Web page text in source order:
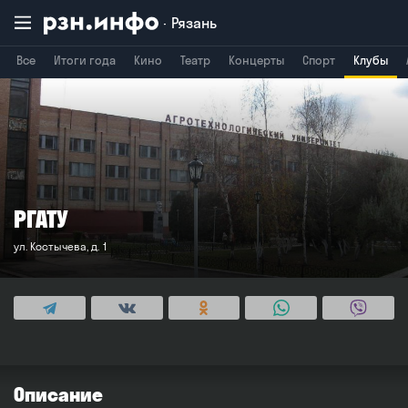
Рязань
Все Итоги года Кино Театр Концерты Спорт Клубы
Брянск
РГАТУ
ул. Костычева, д. 1
Описание